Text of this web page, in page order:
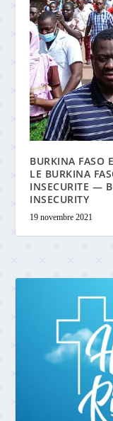
BURKINA FASO
LE BURKINA
INSECURITE —
INSECURITY
19 novembre 2021